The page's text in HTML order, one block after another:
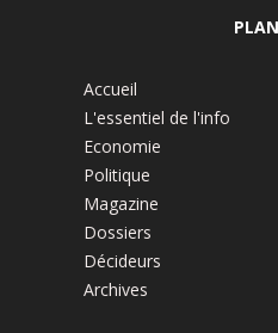
Accueil
L'essentiel de l'info
Economie
Politique
Magazine
Dossiers
Décideurs
Archives